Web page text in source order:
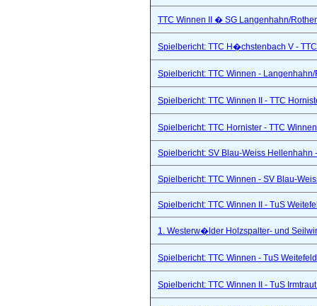
TTC Winnen II � SG Langenhahn/
Spielbericht: TTC H�chstenbach V -
Spielbericht: TTC Winnen -
Spielbericht: TTC Winnen II - TTC
Spielbericht: TTC Hornister - TTC
Spielbericht: SV Blau-Weiss Hellenhahn
Spielbericht: TTC Winnen - SV Blau-
Spielbericht: TTC Winnen II - TuS
1. Westerw�lder Holzspalter- und
Spielbericht: TTC Winnen - TuS
Spielbericht: TTC Winnen II - TuS